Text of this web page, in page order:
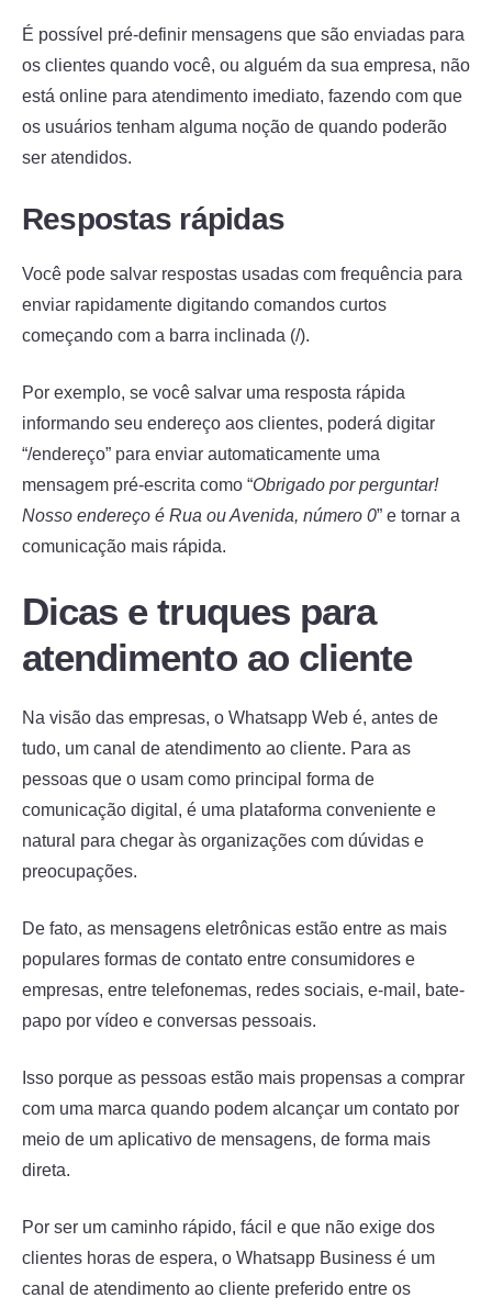
É possível pré-definir mensagens que são enviadas para
os clientes quando você, ou alguém da sua empresa, não
está online para atendimento imediato, fazendo com que
os usuários tenham alguma noção de quando poderão
ser atendidos.
Respostas rápidas
Você pode salvar respostas usadas com frequência para
enviar rapidamente digitando comandos curtos
começando com a barra inclinada (/).
Por exemplo, se você salvar uma resposta rápida
informando seu endereço aos clientes, poderá digitar
“/endereço” para enviar automaticamente uma
mensagem pré-escrita como “Obrigado por perguntar!
Nosso endereço é Rua ou Avenida, número 0” e tornar a
comunicação mais rápida.
Dicas e truques para
atendimento ao cliente
Na visão das empresas, o Whatsapp Web é, antes de
tudo, um canal de atendimento ao cliente. Para as
pessoas que o usam como principal forma de
comunicação digital, é uma plataforma conveniente e
natural para chegar às organizações com dúvidas e
preocupações.
De fato, as mensagens eletrônicas estão entre as mais
populares formas de contato entre consumidores e
empresas, entre telefonemas, redes sociais, e-mail, bate-
papo por vídeo e conversas pessoais.
Isso porque as pessoas estão mais propensas a comprar
com uma marca quando podem alcançar um contato por
meio de um aplicativo de mensagens, de forma mais
direta.
Por ser um caminho rápido, fácil e que não exige dos
clientes horas de espera, o Whatsapp Business é um
canal de atendimento ao cliente preferido entre os